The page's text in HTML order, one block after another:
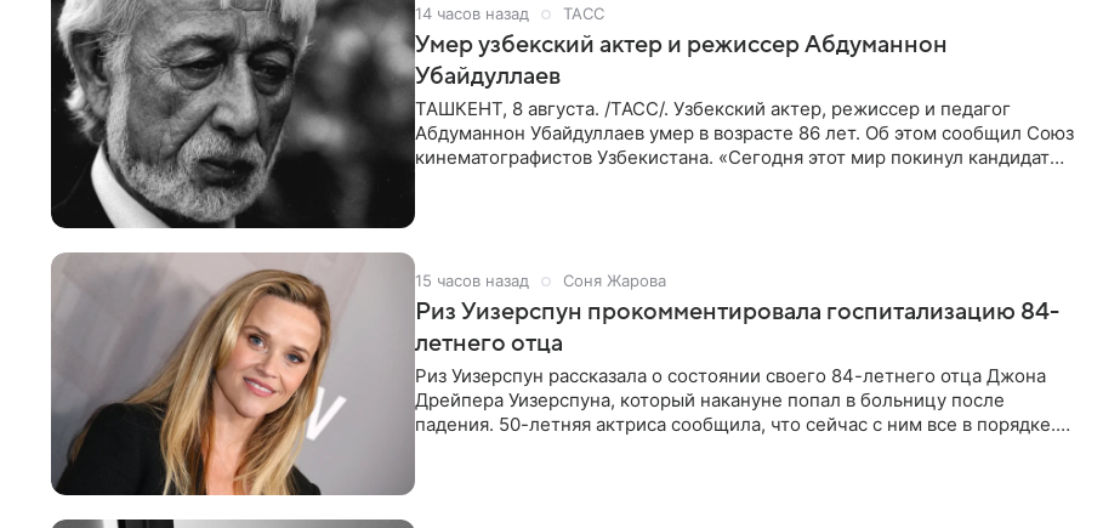
14 часов назад ТАСС
Умер узбекский актер и режиссер Абдуманнон
Убайдуллаев
ТАШКЕНТ, 8 августа. /ТАСС/. Узбекский актер, режиссер и педагог
Абдуманнон Убайдуллаев умер в возрасте 86 лет. Об этом сообщил Союз
кинематографистов Узбекистана. «Сегодня этот мир покинул кандидат
15 часов назад Соня Жарова
Риз Уизерспун прокомментировала госпитализацию 84-
летнего отца
Риз Уизерспун рассказала о состоянии своего 84-летнего отца Джона
Дрейпера Уизерспуна, который накануне попал в больницу после
падения. 50-летняя актриса сообщила, что сейчас с ним все в порядке.